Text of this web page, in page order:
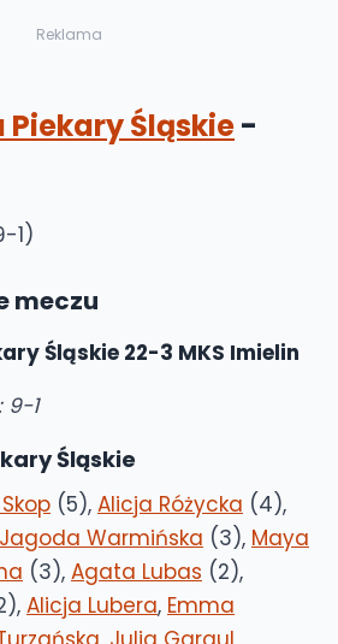
Reklama
Piekary Śląskie-
1)
meczu
Śląskie 22-3 MKS Imielin
9-1
Śląskie
(5), Alicja Różycka (4),
Jagoda Warmińska (3), Maya
(3), Agata Lubas (2),
Alicja Lubera, Emma